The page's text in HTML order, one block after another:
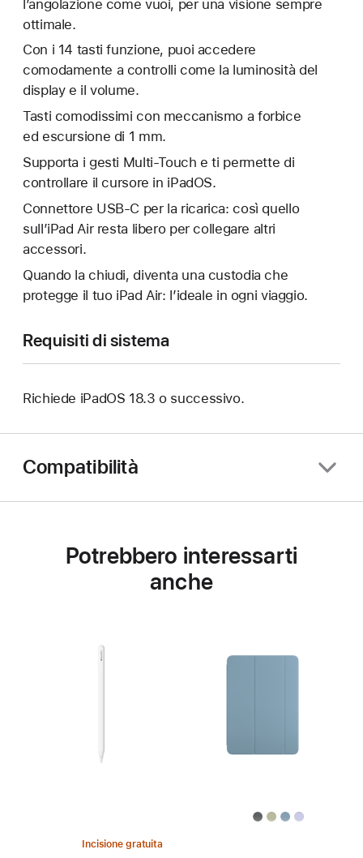
l’angolazione come vuoi, per una visione sempre
ottimale.
Con i 14 tasti funzione, puoi accedere
comodamente a controlli come la luminosità del
display e il volume.
Tasti comodissimi con meccanismo a forbice
ed escursione di 1 mm.
Supporta i gesti Multi‑Touch e ti permette di
controllare il cursore in iPadOS.
Connettore USB‑C per la ricarica: così quello
sull’iPad Air resta libero per collegare altri
accessori.
Quando la chiudi, diventa una custodia che
protegge il tuo iPad Air: l’ideale in ogni viaggio.
Requisiti di sistema
Richiede iPadOS 18.3 o successivo.
Compatibilità
Potrebbero interessarti
anche
Incisione gratuita